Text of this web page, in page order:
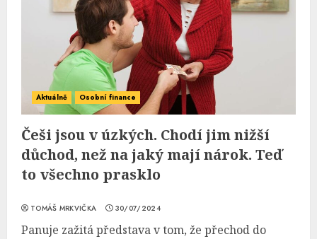
Aktuálně Osobní finance
Češi jsou v úzkých. Chodí jim nižší
důchod, než na jaký mají nárok. Teď
to všechno prasklo
TOMÁŠ MRKVIČKA 30/07/2024
Panuje zažitá představa v tom, že přechod do